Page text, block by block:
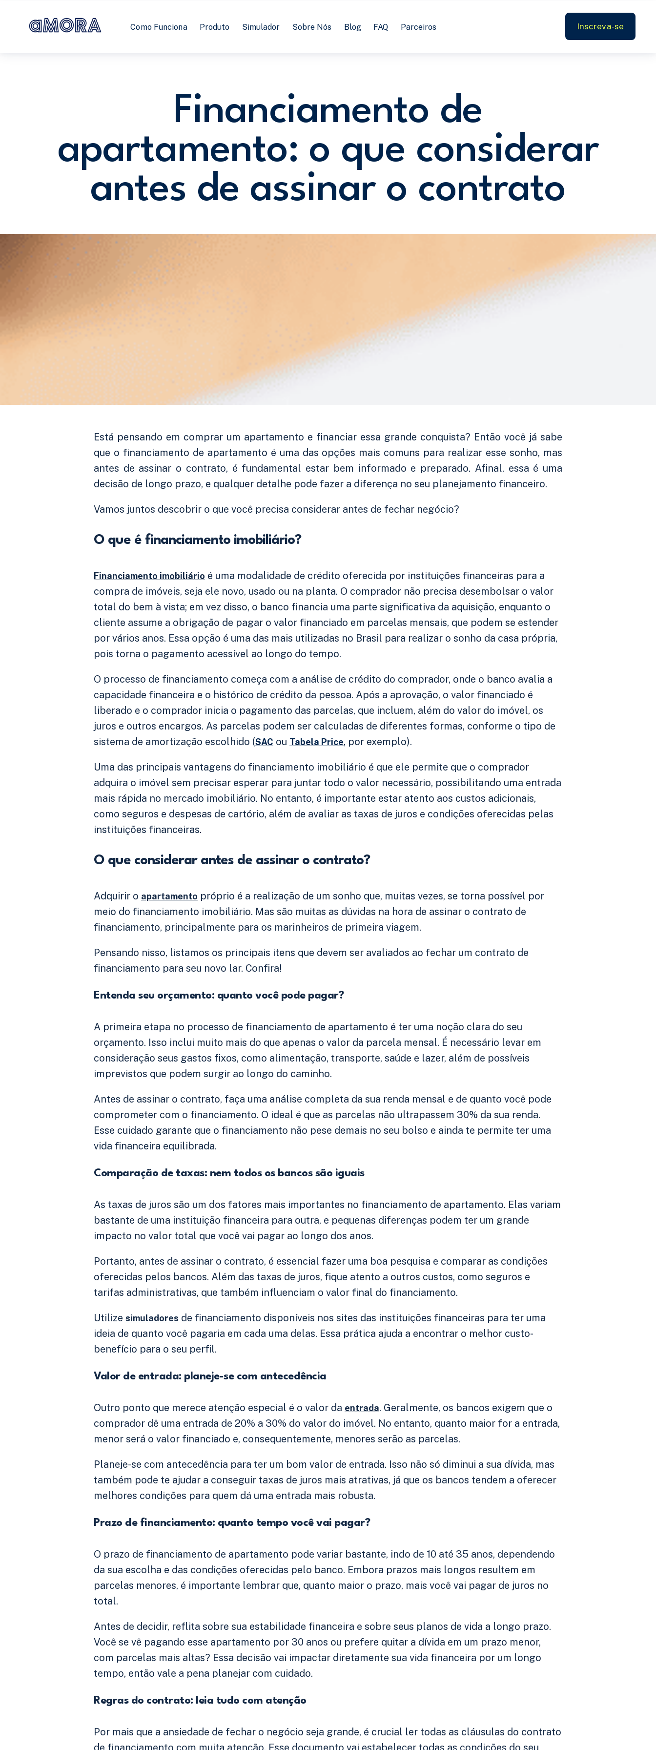
Como Funciona Produto Simulador Sobre Nós Blog FAQ Parceiros Inscreva-se
Financiamento de
apartamento: o que considerar
antes de assinar o contrato
Está pensando em comprar um apartamento e financiar essa grande conquista? Então você já sabe
que o financiamento de apartamento é uma das opções mais comuns para realizar esse sonho, mas
antes de assinar o contrato, é fundamental estar bem informado e preparado. Afinal, essa é uma
decisão de longo prazo, e qualquer detalhe pode fazer a diferença no seu planejamento financeiro.
Vamos juntos descobrir o que você precisa considerar antes de fechar negócio?
O que é financiamento imobiliário?
Financiamento imobiliário é uma modalidade de crédito oferecida por instituições financeiras para a
compra de imóveis, seja ele novo, usado ou na planta. O comprador não precisa desembolsar o valor
total do bem à vista; em vez disso, o banco financia uma parte significativa da aquisição, enquanto o
cliente assume a obrigação de pagar o valor financiado em parcelas mensais, que podem se estender
por vários anos. Essa opção é uma das mais utilizadas no Brasil para realizar o sonho da casa própria,
pois torna o pagamento acessível ao longo do tempo.
O processo de financiamento começa com a análise de crédito do comprador, onde o banco avalia a
capacidade financeira e o histórico de crédito da pessoa. Após a aprovação, o valor financiado é
liberado e o comprador inicia o pagamento das parcelas, que incluem, além do valor do imóvel, os
juros e outros encargos. As parcelas podem ser calculadas de diferentes formas, conforme o tipo de
sistema de amortização escolhido (SAC ou Tabela Price, por exemplo).
Uma das principais vantagens do financiamento imobiliário é que ele permite que o comprador
adquira o imóvel sem precisar esperar para juntar todo o valor necessário, possibilitando uma entrada
mais rápida no mercado imobiliário. No entanto, é importante estar atento aos custos adicionais,
como seguros e despesas de cartório, além de avaliar as taxas de juros e condições oferecidas pelas
instituições financeiras.
O que considerar antes de assinar o contrato?
Adquirir o apartamento próprio é a realização de um sonho que, muitas vezes, se torna possível por
meio do financiamento imobiliário. Mas são muitas as dúvidas na hora de assinar o contrato de
financiamento, principalmente para os marinheiros de primeira viagem.
Pensando nisso, listamos os principais itens que devem ser avaliados ao fechar um contrato de
financiamento para seu novo lar. Confira!
Entenda seu orçamento: quanto você pode pagar?
A primeira etapa no processo de financiamento de apartamento é ter uma noção clara do seu
orçamento. Isso inclui muito mais do que apenas o valor da parcela mensal. É necessário levar em
consideração seus gastos fixos, como alimentação, transporte, saúde e lazer, além de possíveis
imprevistos que podem surgir ao longo do caminho.
Antes de assinar o contrato, faça uma análise completa da sua renda mensal e de quanto você pode
comprometer com o financiamento. O ideal é que as parcelas não ultrapassem 30% da sua renda.
Esse cuidado garante que o financiamento não pese demais no seu bolso e ainda te permite ter uma
vida financeira equilibrada.
Comparação de taxas: nem todos os bancos são iguais
As taxas de juros são um dos fatores mais importantes no financiamento de apartamento. Elas variam
bastante de uma instituição financeira para outra, e pequenas diferenças podem ter um grande
impacto no valor total que você vai pagar ao longo dos anos.
Portanto, antes de assinar o contrato, é essencial fazer uma boa pesquisa e comparar as condições
oferecidas pelos bancos. Além das taxas de juros, fique atento a outros custos, como seguros e
tarifas administrativas, que também influenciam o valor final do financiamento.
Utilize simuladores de financiamento disponíveis nos sites das instituições financeiras para ter uma
ideia de quanto você pagaria em cada uma delas. Essa prática ajuda a encontrar o melhor custo-
benefício para o seu perfil.
Valor de entrada: planeje-se com antecedência
Outro ponto que merece atenção especial é o valor da entrada. Geralmente, os bancos exigem que o
comprador dê uma entrada de 20% a 30% do valor do imóvel. No entanto, quanto maior for a entrada,
menor será o valor financiado e, consequentemente, menores serão as parcelas.
Planeje-se com antecedência para ter um bom valor de entrada. Isso não só diminui a sua dívida, mas
também pode te ajudar a conseguir taxas de juros mais atrativas, já que os bancos tendem a oferecer
melhores condições para quem dá uma entrada mais robusta.
Prazo de financiamento: quanto tempo você vai pagar?
O prazo de financiamento de apartamento pode variar bastante, indo de 10 até 35 anos, dependendo
da sua escolha e das condições oferecidas pelo banco. Embora prazos mais longos resultem em
parcelas menores, é importante lembrar que, quanto maior o prazo, mais você vai pagar de juros no
total.
Antes de decidir, reflita sobre sua estabilidade financeira e sobre seus planos de vida a longo prazo.
Você se vê pagando esse apartamento por 30 anos ou prefere quitar a dívida em um prazo menor,
com parcelas mais altas? Essa decisão vai impactar diretamente sua vida financeira por um longo
tempo, então vale a pena planejar com cuidado.
Regras do contrato: leia tudo com atenção
Por mais que a ansiedade de fechar o negócio seja grande, é crucial ler todas as cláusulas do contrato
de financiamento com muita atenção. Esse documento vai estabelecer todas as condições do seu